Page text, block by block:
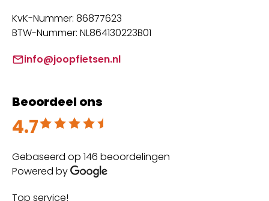
KvK-Nummer: 86877623
BTW-Nummer: NL864130223B01
info@joopfietsen.nl
Beoordeel ons
4.7
Beoordeeld met 4.7 uit 5
Gebaseerd op 146 beoordelingen
Powered by
Top service!